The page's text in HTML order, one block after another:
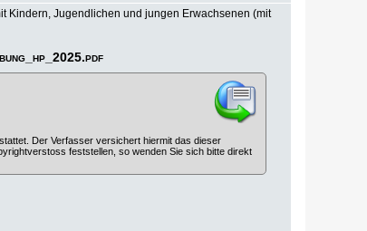
Kindern, Jugendlichen und jungen Erwachsenen (mit
Der Verfasser versichert hiermit das dieser
feststellen, so wenden Sie sich bitte direkt